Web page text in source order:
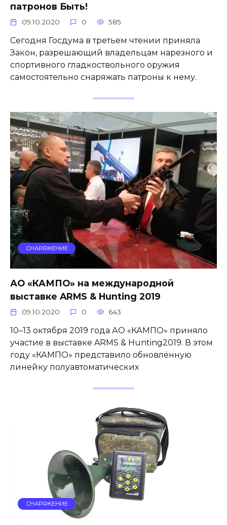
патронов Быть!
09.10.2020 0 585
Сегодня Госдума в третьем чтении приняла
Закон, разрешающий владельцам нарезного и
спортивного гладкоствольного оружия
самостоятельно снаряжать патроны к нему.
СНАРЯЖЕНИЕ
АО «КАМПО» на международной
выставке ARMS & Hunting 2019
09.10.2020 0 643
10–13 октября 2019 года АО «КАМПО» приняло
участие в выставке ARMS & Hunting2019. В этом
году «КАМПО» представило обновлённую
линейку полуавтоматических
СНАРЯЖЕНИЕ